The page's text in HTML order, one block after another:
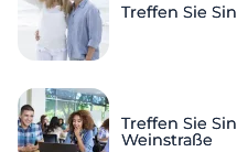
Treffen Sie
Treffen Sie
Weinstraße